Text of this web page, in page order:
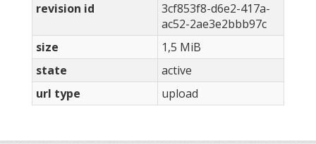
revision id
3cf853f8-d6e2-417a-
ac52-2ae3e2bbb97c
size
1,5 MiB
state
active
url type
upload